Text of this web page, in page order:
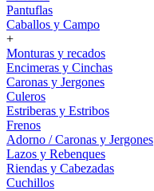
Pantuflas
Caballos y Campo
+
Monturas y recados
Encimeras y Cinchas
Caronas y Jergones
Culeros
Estriberas y Estribos
Frenos
Adorno / Caronas y Jergones
Lazos y Rebenques
Riendas y Cabezadas
Cuchillos